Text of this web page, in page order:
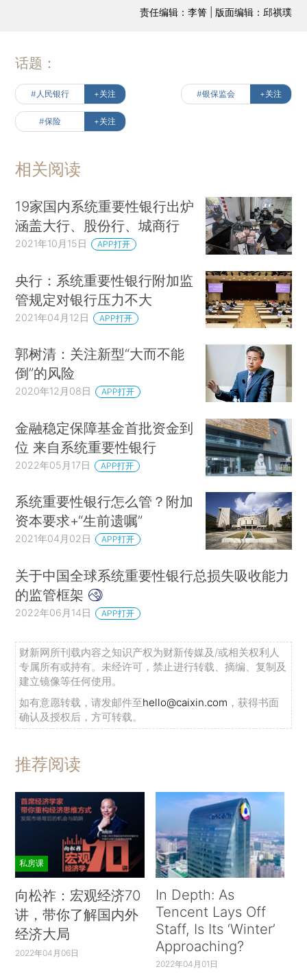
责任编辑：李箐 | 版面编辑：邱祺璞
话题：
#人民银行 +关注 #银保监会 +关注
#保险 +关注
相关阅读
19家国内系统重要性银行出炉
涵盖大行、股份行、城商行
2021年10月15日 APP打开
央行：系统重要性银行附加监
管规定对银行压力不大
2021年04月12日 APP打开
郭树清：关注新型“大而不能
倒”的风险
2020年12月08日 APP打开
金融稳定保障基金首批资金到
位 来自系统重要性银行
2022年05月17日 APP打开
系统重要性银行怎么管？附加
资本要求+“生前遗嘱”
2021年04月02日 APP打开
关于中国全球系统重要性银行总损失吸收能力
的监管框架
2022年06月14日 APP打开
财新网所刊载内容之知识产权为财新传媒及/或相关权利人
专属所有或持有。未经许可，禁止进行转载、摘编、复制及
建立镜像等任何使用。
如有意愿转载，请发邮件至hello@caixin.com ，获得书面
确认及授权后，方可转载。
推荐阅读
私房课
向松祚：宏观经济70
讲，带你了解国内外
经济大局
2022年04月06日
In Depth: As
Tencent Lays Off
Staff, Is Its ‘Winter’
Approaching?
2022年04月01日